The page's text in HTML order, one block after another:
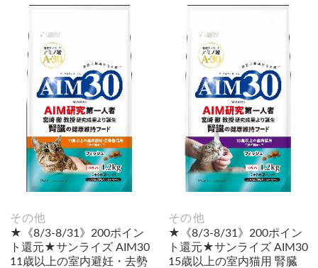
その他
★《8/3-8/31》200ポイン
ト還元★サンライズ AIM30
11歳以上の室内避妊・去勢
その他
★《8/3-8/31》200ポイン
ト還元★サンライズ AIM30
15歳以上の室内猫用 腎臓